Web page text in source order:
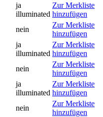
ja
illuminated
Zur Merkliste
hinzufügen
nein
Zur Merkliste
hinzufügen
ja
illuminated
Zur Merkliste
hinzufügen
nein
Zur Merkliste
hinzufügen
ja
illuminated
Zur Merkliste
hinzufügen
nein
Zur Merkliste
hinzufügen